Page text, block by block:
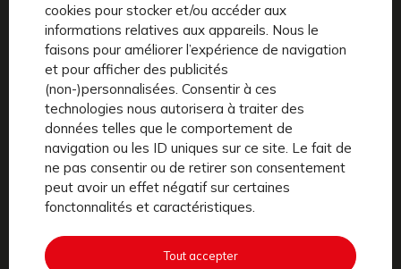
cookies pour stocker et/ou accéder aux
informations relatives aux appareils. Nous le
faisons pour améliorer l’expérience de navigation
et pour afficher des publicités
(non-)personnalisées. Consentir à ces
technologies nous autorisera à traiter des
données telles que le comportement de
navigation ou les ID uniques sur ce site. Le fait de
ne pas consentir ou de retirer son consentement
peut avoir un effet négatif sur certaines
fonctonnalités et caractéristiques.
Tout accepter
Comment choisir un vélo électrique pour aller
travailler : 5 critères à considérer